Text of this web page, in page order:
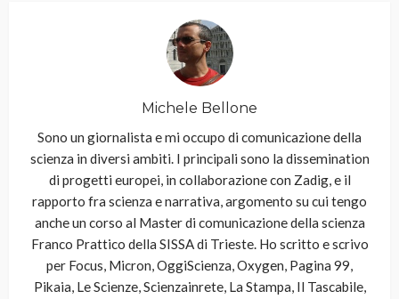
Michele Bellone
Sono un giornalista e mi occupo di comunicazione della
scienza in diversi ambiti. I principali sono la dissemination
di progetti europei, in collaborazione con Zadig, e il
rapporto fra scienza e narrativa, argomento su cui tengo
anche un corso al Master di comunicazione della scienza
Franco Prattico della SISSA di Trieste. Ho scritto e scrivo
per Focus, Micron, OggiScienza, Oxygen, Pagina 99,
Pikaia, Le Scienze, Scienzainrete, La Stampa, Il Tascabile,